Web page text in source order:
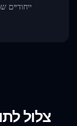
ייחודיים
צלול